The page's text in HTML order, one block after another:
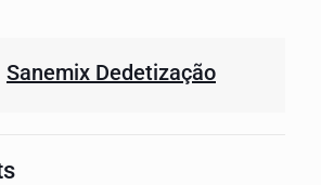
Sanemix Dedetização